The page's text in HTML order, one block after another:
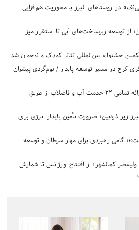
در روستاهای البرز با محوریت هم‌افزایی
از توسعه زیرساخت‌های آبی تا استقرار میز
جشنواره بین‌المللی تئاتر کودک و نوجوان شد
کرج در مسیر توسعه پایدار / بوم‌گردی پیشران
آبفای البرز پیشتاز شد؛ ارائه تمامی ۲۲ خدمت آب و فاضلاب از طریق
زیر ذره‌بین؛ ضرورت تأمین پایدار انرژی برای
گامی راهبردی برای مهار سرطان و توسعه
تختخوابی ولیعصر کمالشهر؛ از افتتاح اورژانس تا شمارش